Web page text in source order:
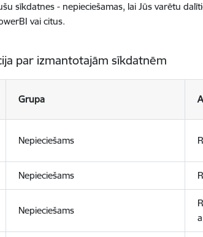
sīkdatnes - nepieciešamas, lai Jūs varētu
vai citus.
par izmantotajām sīkdatnēm
Grupa
Nepieciešams
Nepieciešams
Nepieciešams